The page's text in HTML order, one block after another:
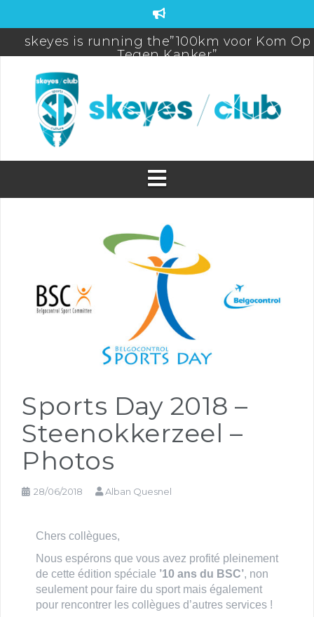
skeyes is running the”100km voor Kom Op
Tegen Kanker”
FDS-FIC-CAMO Teambuilding
skeyes participates to De Warmste week/
for life
Brussels Airport (Half) Marathon 2025
PROMO! New Season Badminton & Futsal
skeyes
WEBSHOP BIORACER OPEN! (until 31/05)
skeyes club quiz Postponed
skeyes club sponsoring 20km Brussels
31/05/2026
Sports Day 2018 –
Steenokkerzeel –
Photos
28/06/2018 Alban Quesnel
Chers collègues,
Nous espérons que vous avez profité pleinement
de cette édition spéciale ’10 ans du BSC’, non
seulement pour faire du sport mais également
pour rencontrer les collègues d’autres services !